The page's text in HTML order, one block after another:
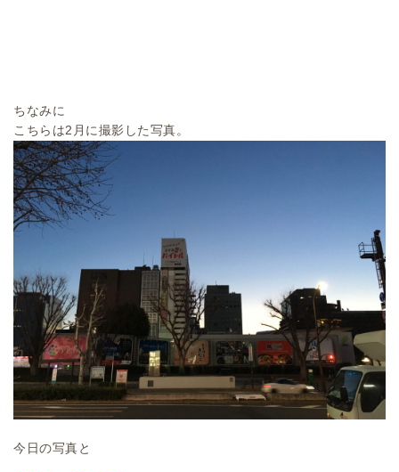
ちなみに
こちらは2月に撮影した写真。
今日の写真と